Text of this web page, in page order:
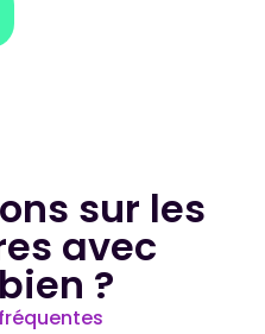
sur les
avec
?